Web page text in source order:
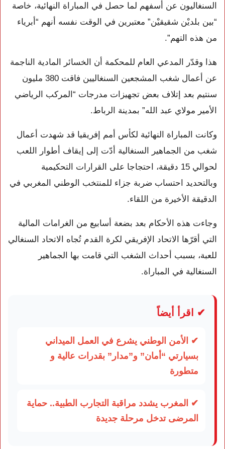
السنغاليون عن أسفهم لما حصل في المباراة النهائية، خاصة
“بين بلديْن شقيقيْن” معتبرين في الوقت نفسه أنهم “أبرياء
من هذه التهم”.
هذا وقدّر المدعي العام للمحكمة أن الخسائر المادية الناجمة
عن أعمال شغب المشجعين السنغاليين فاقت 380 مليون
سنتيم بعد إتلاف بعض تجهيزات مدرجات “المركب الرياضي
الأمير مولاي عبد الله” بمدينة الرباط.
وكانت المباراة النهائية لكأس أمم إفريقيا قد شهدت أعمال
شغب من الجماهير السنغالية أدّت إلى إيقاف أطوار اللعب
لحوالي 15 دقيقة، احتجاجا على القرارات التحكيمية
وبالتحديد احتساب ضربة جزاء للمنتخب الوطني المغربي في
الدقيقة الأخيرة من اللقاء.
وجاءت هذه الأحكام بعد بضعة أسابيع من الغرامات المالية
التي أقرّها الاتحاد الإفريقي لكرة القدم تُجاه الاتحاد السنغالي
للعبة، بسبب أحداث الشغب التي قامت بها الجماهير
السنغالية في المباراة.
✔ اقرأ أيضاً
✔ الأمن الوطني يشرع في العمل الميداني
بسيارتي “أمان” و”مدار” بقدرات عالية و
متطورة
✔ المغرب يشدد مراقبة التجارب الطبية.. حماية
المرضى تدخل مرحلة جديدة